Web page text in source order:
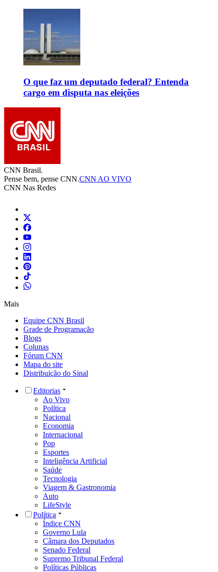
O que faz um deputado federal? Entenda
cargo em disputa nas eleições
CNN Brasil.
Pense bem, pense CNN.CNN AO VIVO
CNN Nas Redes
Mais
Equipe CNN Brasil
Grade de Programação
Blogs
Colunas
Fórum CNN
Mapa do site
Distribuição do Sinal
Editorias
Ao Vivo
Política
Nacional
Economia
Internacional
Pop
Esportes
Inteligência Artificial
Saúde
Tecnologia
Viagem & Gastronomia
Auto
LifeStyle
Política
Índice CNN
Governo Lula
Câmara dos Deputados
Senado Federal
Supremo Tribunal Federal
Políticas Públicas